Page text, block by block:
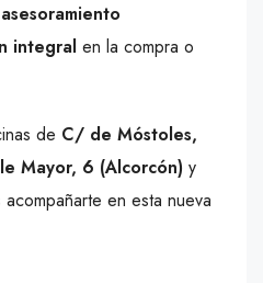
integral en la compra o
de C/ de Móstoles,
Mayor, 6 (Alcorcón) y
en esta nueva